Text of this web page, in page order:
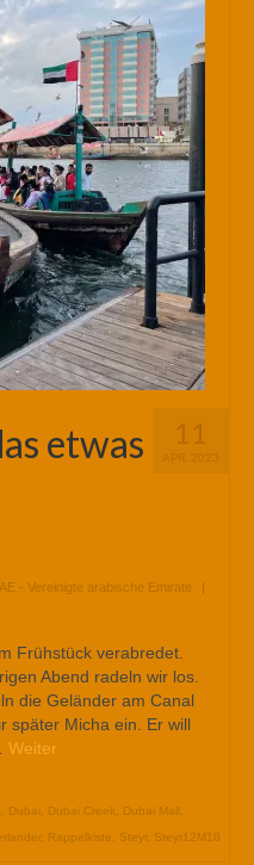
11
APR. 2023
etwas
- Vereinigte arabische Emirate
|
Frühstück verabredet.
Abend radeln wir los.
die Geländer am Canal
später Micha ein. Er will
Weiter
Dubai Dubai Creek Dubai Mall
, Rappelkiste Steyr, Steyr12M18